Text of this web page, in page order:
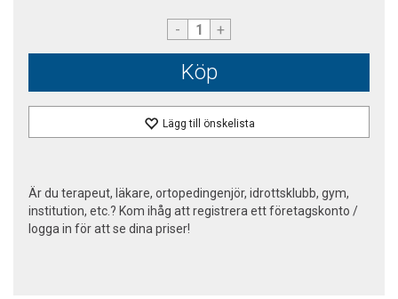
- +
Köp
Lägg till önskelista
Är du terapeut, läkare, ortopedingenjör, idrottsklubb, gym,
institution, etc.? Kom ihåg att registrera ett företagskonto /
logga in för att se dina priser!